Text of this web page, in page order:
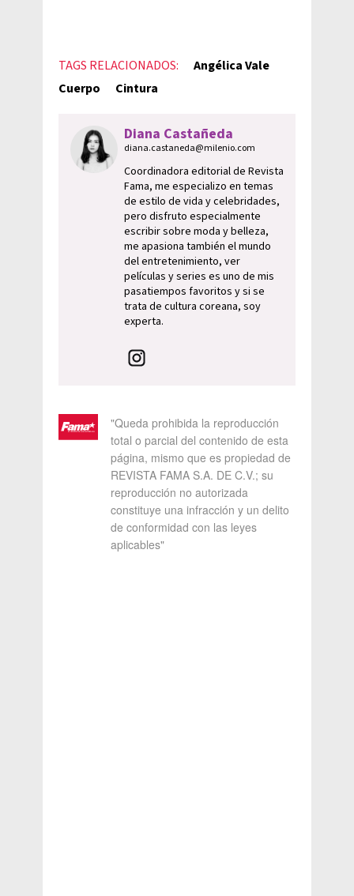
TAGS RELACIONADOS:
Angélica Vale
Cuerpo
Cintura
Diana Castañeda
diana.castaneda@milenio.com
Coordinadora editorial de Revista
Fama, me especializo en temas
de estilo de vida y celebridades,
pero disfruto especialmente
escribir sobre moda y belleza,
me apasiona también el mundo
del entretenimiento, ver
películas y series es uno de mis
pasatiempos favoritos y si se
trata de cultura coreana, soy
experta.
"Queda prohibida la reproducción
total o parcial del contenido de esta
página, mismo que es propiedad de
REVISTA FAMA S.A. DE C.V.; su
reproducción no autorizada
constituye una infracción y un delito
de conformidad con las leyes
aplicables"